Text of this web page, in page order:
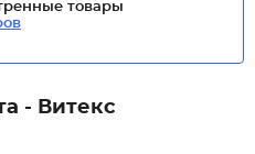
товары
- Витекс